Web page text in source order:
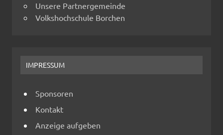
Unsere Partnergemeinde
Volkshochschule Borchen
IMPRESSUM
Sponsoren
Kontakt
Anzeige aufgeben